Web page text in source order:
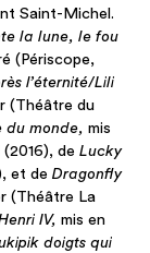
Saint-Michel.
la lune, le fou
(Périscope,
l’éternité/Lili
(Théâtre du
du monde,mis
(2016), deLucky
et deDragonfly
(Théâtre La
IV,mis en
doigts qui